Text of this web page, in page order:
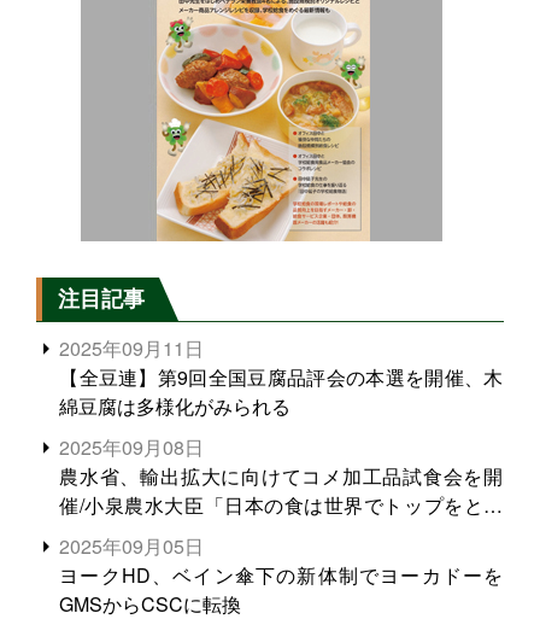
注目記事
2025年09月11日
【全豆連】第9回全国豆腐品評会の本選を開催、木
綿豆腐は多様化がみられる
2025年09月08日
農水省、輸出拡大に向けてコメ加工品試食会を開
催/小泉農水大臣「日本の食は世界でトップをとれ
る。米増産に向けて、米輸出需要の拡大を」
2025年09月05日
ヨークHD、ベイン傘下の新体制でヨーカドーを
GMSからCSCに転換